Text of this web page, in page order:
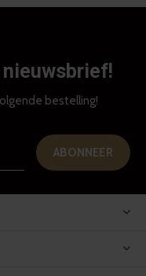
bestelling!
ABONNEER